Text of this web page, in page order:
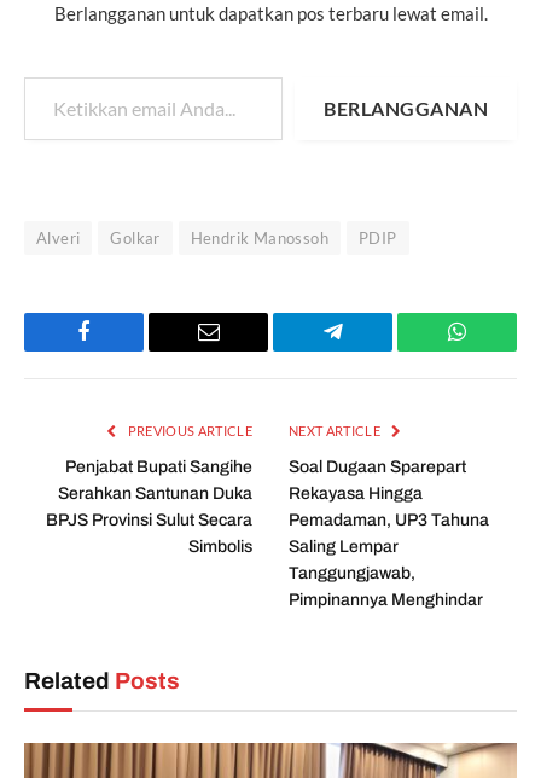
Berlangganan untuk dapatkan pos terbaru lewat email.
Ketikkan email Anda...
BERLANGGANAN
Alveri Golkar Hendrik Manossoh PDIP
Facebook Email Telegram
PREVIOUS ARTICLE
Penjabat Bupati Sangihe
Serahkan Santunan Duka
BPJS Provinsi Sulut Secara
Simbolis
NEXT ARTICLE
Soal Dugaan Sparepart
Rekayasa Hingga
Pemadaman, UP3 Tahuna
Saling Lempar
Tanggungjawab,
Pimpinannya Menghindar
Related Posts